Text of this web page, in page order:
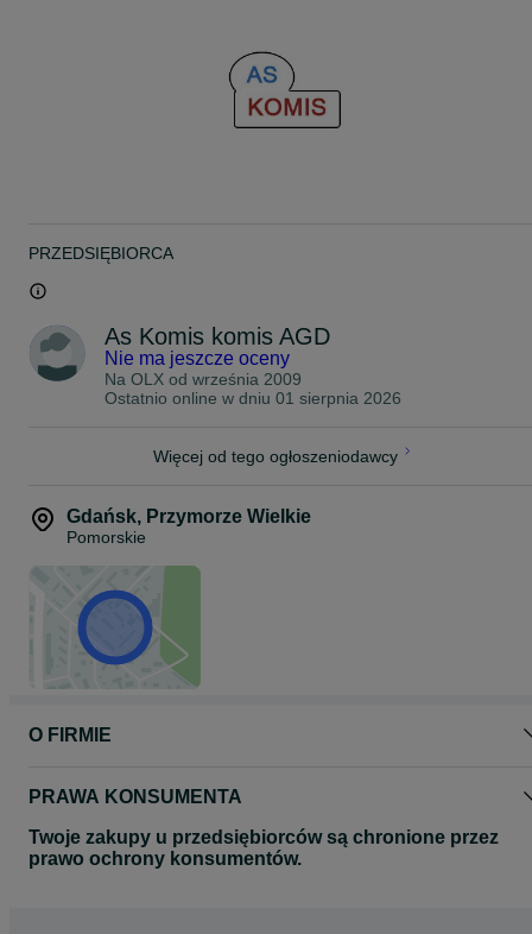
- system antyzagnieceniowy
- zawsze serwis pogwarancyjny
- dostarczymy do każdej miejscowości w kraju
Dostawy :
trójmiasto - 150 zł /pod dom, firmę/
Uwaga. Przy zamówieniu dwóch urządzeń dostawa na terenie
As Komis KOMIS AGD
Gdańsk Przymorze ul.Jagiellońska 8
80-371 Gdańsk
poniedziałek - piątek : 10 - 18
sobota : 9 -14
zapraszamy na : www.askomis.pl
lub na : www.askomis.com
PRZEDSIĘBIORCA
As Komis komis AGD
Nie ma jeszcze oceny
Na OLX od września 2009
Ostatnio online w dniu 01 sierpnia 2026
Więcej od tego ogłoszeniodawcy
Gdańsk, Przymorze Wielkie
Pomorskie
O FIRMIE
PRAWA KONSUMENTA
Twoje zakupy u przedsiębiorców są chronione przez
prawo ochrony konsumentów.